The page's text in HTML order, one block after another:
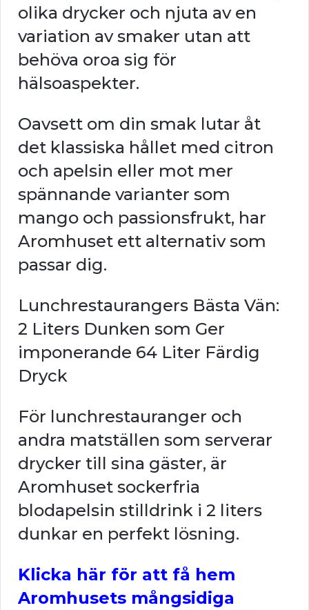
olika drycker och njuta av en
variation av smaker utan att
behöva oroa sig för
hälsoaspekter.
Oavsett om din smak lutar åt
det klassiska hållet med citron
och apelsin eller mot mer
spännande varianter som
mango och passionsfrukt, har
Aromhuset ett alternativ som
passar dig.
Lunchrestaurangers Bästa Vän:
2 Liters Dunken som Ger
imponerande 64 Liter Färdig
Dryck
För lunchrestauranger och
andra matställen som serverar
drycker till sina gäster, är
Aromhuset sockerfria
blodapelsin stilldrink i 2 liters
dunkar en perfekt lösning.
Klicka här för att få hem
Aromhusets mångsidiga